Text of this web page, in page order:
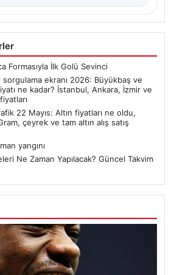
Formasıyla İlk Golü Sevinci
sorgulama ekranı 2026: Büyükbaş ve
ne kadar? İstanbul, Ankara, İzmir ve
22 Mayıs: Altın fiyatları ne oldu,
çeyrek ve tam altın alış satış
yangını
Ne Zaman Yapılacak? Güncel Takvim